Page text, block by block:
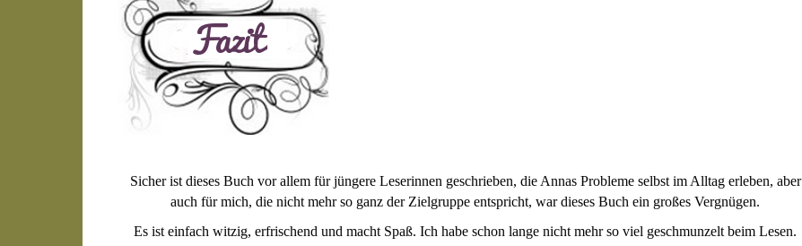
Sicher ist dieses Buch vor allem für jüngere Leserinnen geschrieben, die Annas Probleme selbst im Alltag erleben, aber
auch für mich, die nicht mehr so ganz der Zielgruppe entspricht, war dieses Buch ein großes Vergnügen.
Es ist einfach witzig, erfrischend und macht Spaß. Ich habe schon lange nicht mehr so viel geschmunzelt beim Lesen.